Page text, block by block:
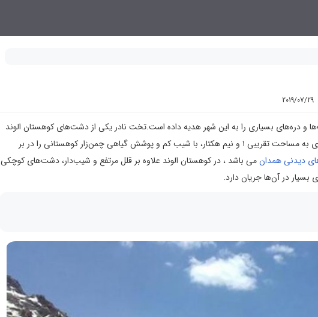
2019/07/29
و دره‌های بسیاری را به این شهر هدیه داده است.تخت نادر یکی از دشت‌های کوهستان الوند
است که در ادامهٔ مسیر صعود به قله الوند قرار دارد و محوطه‌ای به مساحت تقریبی ۱ و نیم هکتار، با شیب کم و پوشش گیاهی چمن‌زار کوهستانی را در بر
دیدنی همدانمی باشد ، در کوهستان الوند علاوه بر قلل مرتفع و شیب‌دار، دشت‌های کوچکی
در آن‌ها جریان دارد.